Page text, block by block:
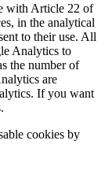
with Article 22 of
in the analytical
to their use. All
Analytics to
the number of
are
If you want
cookies by